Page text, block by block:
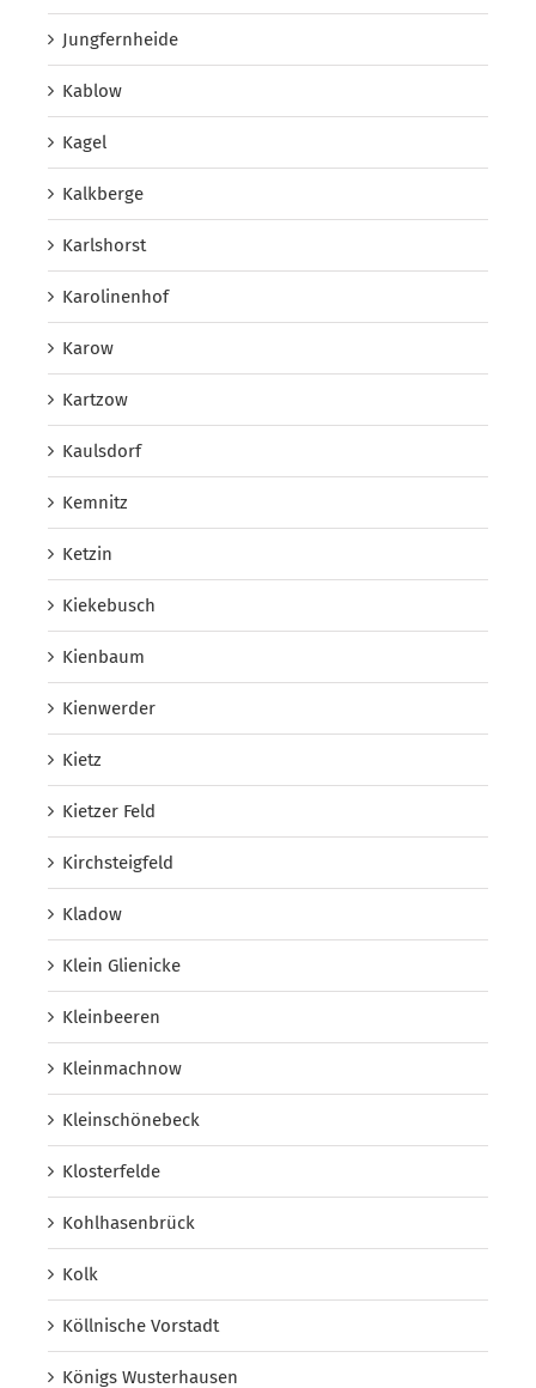
Jungfernheide
Kablow
Kagel
Kalkberge
Karlshorst
Karolinenhof
Karow
Kartzow
Kaulsdorf
Kemnitz
Ketzin
Kiekebusch
Kienbaum
Kienwerder
Kietz
Kietzer Feld
Kirchsteigfeld
Kladow
Klein Glienicke
Kleinbeeren
Kleinmachnow
Kleinschönebeck
Klosterfelde
Kohlhasenbrück
Kolk
Köllnische Vorstadt
Königs Wusterhausen